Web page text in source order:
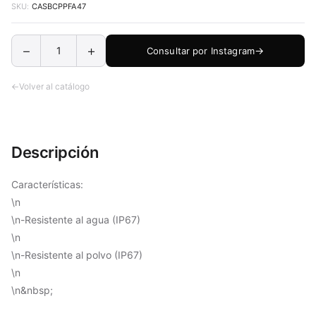
SKU: CASBCPPFA47
− + Consultar por Instagram
Volver al catálogo
Descripción
Características:
\n
\n-Resistente al agua (IP67)
\n
\n-Resistente al polvo (IP67)
\n
\n&nbsp;